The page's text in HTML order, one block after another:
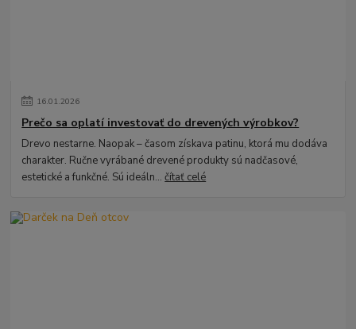
16.01.2026
Prečo sa oplatí investovať do drevených výrobkov?
Drevo nestarne. Naopak – časom získava patinu, ktorá mu dodáva
charakter. Ručne vyrábané drevené produkty sú nadčasové,
estetické a funkčné. Sú ideáln...čítať celé